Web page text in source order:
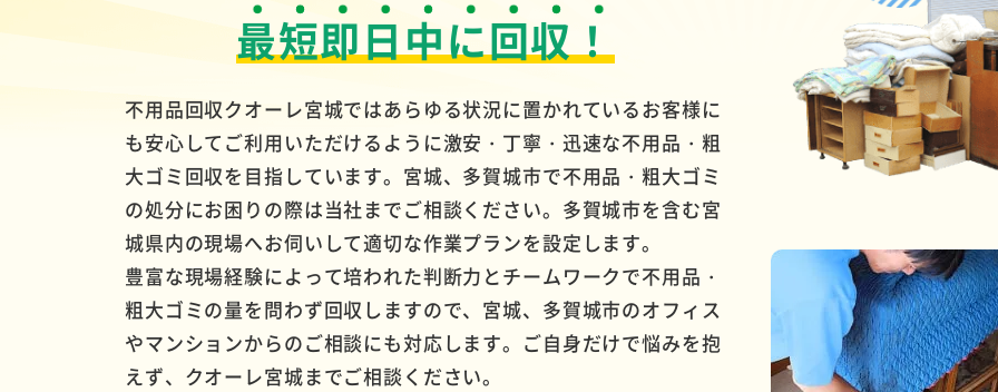
最短即日中に回収！
不用品回収クオーレ宮城ではあらゆる状況に置かれているお客様に
も安心してご利用いただけるように激安・丁寧・迅速な不用品・粗
大ゴミ回収を目指しています。宮城、多賀城市で不用品・粗大ゴミ
の処分にお困りの際は当社までご相談ください。多賀城市を含む宮
城県内の現場へお伺いして適切な作業プランを設定します。
豊富な現場経験によって培われた判断力とチームワークで不用品・
粗大ゴミの量を問わず回収しますので、宮城、多賀城市のオフィス
やマンションからのご相談にも対応します。ご自身だけで悩みを抱
えず、クオーレ宮城までご相談ください。